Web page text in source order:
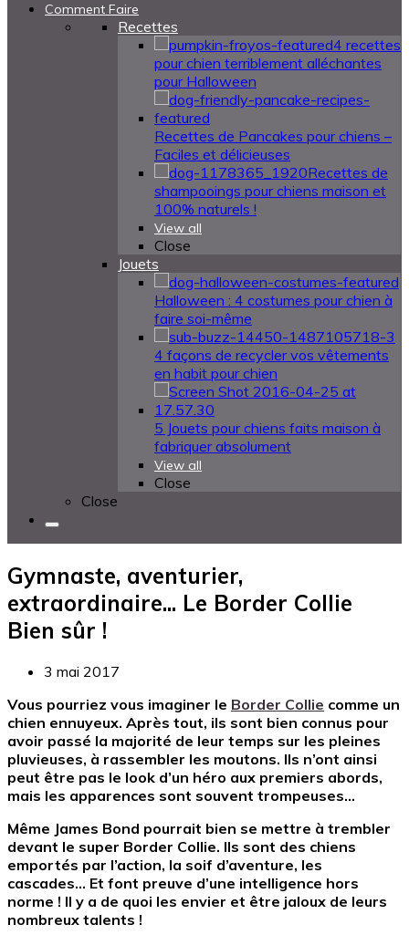
Comment Faire
Recettes
4 recettes
pour chien terriblement alléchantes
pour Halloween
Recettes de Pancakes pour chiens –
Faciles et délicieuses
Recettes de
shampooings pour chiens maison et
100% naturels !
View all
Close
Jouets
Halloween : 4 costumes pour chien à
faire soi-même
4 façons de recycler vos vêtements
en habit pour chien
5 Jouets pour chiens faits maison à
fabriquer absolument
View all
Close
Close
Gymnaste, aventurier,
extraordinaire... Le Border Collie
Bien sûr !
3 mai 2017
Vous pourriez vous imaginer le Border Collie comme un
chien ennuyeux. Après tout, ils sont bien connus pour
avoir passé la majorité de leur temps sur les pleines
pluvieuses, à rassembler les moutons. Ils n’ont ainsi
peut être pas le look d’un héro aux premiers abords,
mais les apparences sont souvent trompeuses…
Même James Bond pourrait bien se mettre à trembler
devant le super Border Collie. Ils sont des chiens
emportés par l’action, la soif d’aventure, les
cascades… Et font preuve d’une intelligence hors
norme ! Il y a de quoi les envier et être jaloux de leurs
nombreux talents !